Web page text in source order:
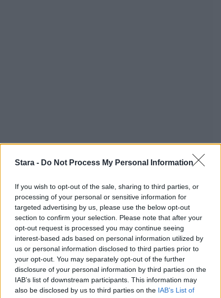
Stara - Do Not Process My Personal Information
If you wish to opt-out of the sale, sharing to third parties, or
processing of your personal or sensitive information for
targeted advertising by us, please use the below opt-out
section to confirm your selection. Please note that after your
opt-out request is processed you may continue seeing
interest-based ads based on personal information utilized by
us or personal information disclosed to third parties prior to
your opt-out. You may separately opt-out of the further
disclosure of your personal information by third parties on the
IAB’s list of downstream participants. This information may
also be disclosed by us to third parties on the IAB’s List of
Staran luetuimmat